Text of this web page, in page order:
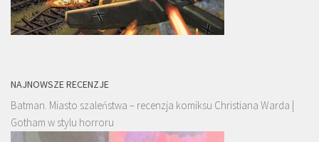
NAJNOWSZE RECENZJE
Batman. Miasto szaleństwa – recenzja komiksu Christiana Warda |
Gotham w stylu horroru